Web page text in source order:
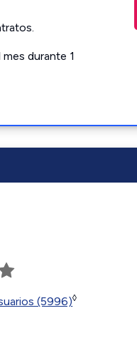
durante 1
(5996)◊